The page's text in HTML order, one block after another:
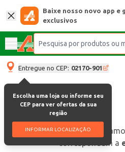
Baixe nosso novo app e
exclusivos
Entregue no CEP: 02170-901
Escolha uma loja ou informe seu
CEP para ver ofertas da sua
região
INFORMAR LOCALIZAÇÃO
oops, não
correspondam a